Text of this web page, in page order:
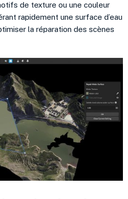
de texture ou une couleur
rapidement une surface d’eau
la réparation des scènes